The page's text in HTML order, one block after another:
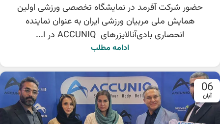
حضور شرکت آفرمد در نمایشگاه تخصصی ورزشی اولین
همایش ملی مربیان ورزشی ایران به عنوان نماینده
انحصاری بادی‌آنالایزرهای ACCUNIQ در ا...
ادامه مطلب
06
آبان